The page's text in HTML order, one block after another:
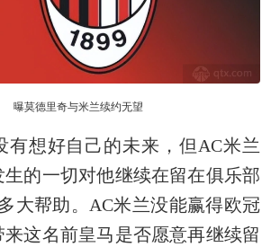
曝莫德里奇与米兰续约无望
有想好自己的未来，但AC米兰
生的一切对他继续在留在俱乐部
大帮助。AC米兰没能赢得欧冠
来这名前皇马是否愿意再继续留